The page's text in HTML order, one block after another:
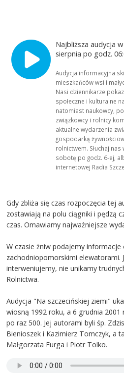
Najbliższa audycja
sierpnia po godz.
Audycja informacyjna
mieszkańców wsi i
Nasi dziennikarze
społeczne i kulturalne
natomiast naukowcy,
związkowcy i rolnicy
aktualne wydarzenia
gospodarką
rolnictwem. Słuchaj nas
sobotę po godz. 6-ej,
internetowej Radia
Gdy zbliża się czas rozpoczęcia tej
zostawiają na polu ciągniki i pędzą
czas. Omawiamy najważniejsze
W czasie żniw podajemy informacje
zachodniopomorskimi elewatorami.
interweniujemy, nie unikamy
Rolnictwa.
Audycja "Na szczecińskiej ziemi"
wiosną 1992 roku, a 6 grudnia 2001
po raz 500. Jej autorami byli śp.
Bienioszek i Kazimierz Tomczyk, a
Małgorzata Furga i Piotr Tolko.